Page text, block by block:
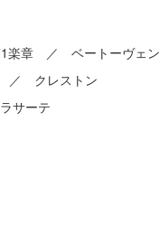
／ ベートーヴェン
クレストン
サーテ